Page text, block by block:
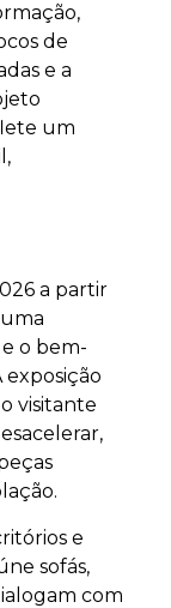
de
e a
um
a partir
o bem-
visitante
e
sofás,
com